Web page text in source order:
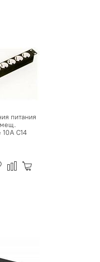
питания
C14